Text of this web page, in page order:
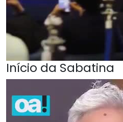
Início da Sabatina